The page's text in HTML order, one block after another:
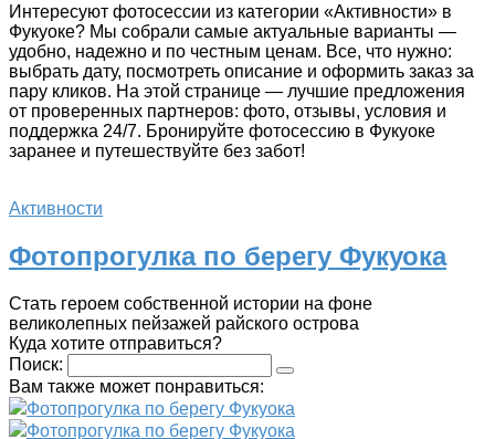
Интересуют фотосессии из категории «Активности» в
Фукуоке? Мы собрали самые актуальные варианты —
удобно, надежно и по честным ценам. Все, что нужно:
выбрать дату, посмотреть описание и оформить заказ за
пару кликов. На этой странице — лучшие предложения
от проверенных партнеров: фото, отзывы, условия и
поддержка 24/7. Бронируйте фотосессию в Фукуоке
заранее и путешествуйте без забот!
Активности
Фотопрогулка по берегу Фукуока
Стать героем собственной истории на фоне
великолепных пейзажей райского острова
Куда хотите отправиться?
Поиск:
Вам также может понравиться:
Фотопрогулка по берегу Фукуока
Фотопрогулка по берегу Фукуока